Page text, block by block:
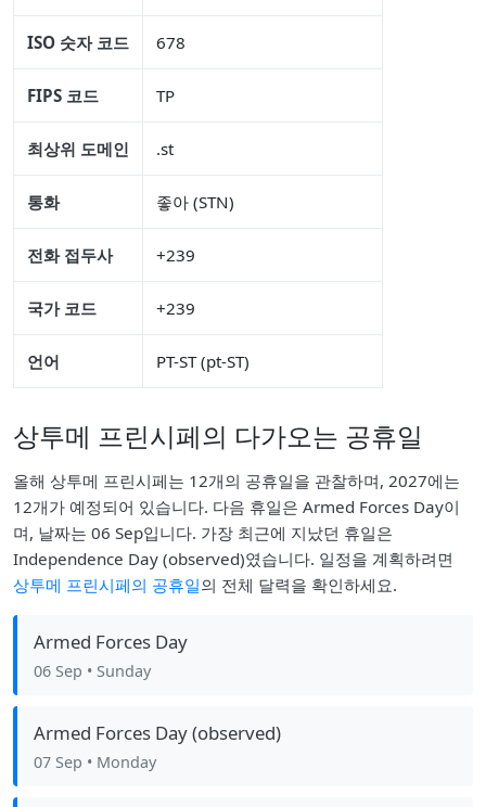
ISO 숫자 코드 678
FIPS 코드 TP
최상위 도메인 .st
통화 좋아 (STN)
전화 접두사 +239
국가 코드 +239
언어 PT-ST (pt-ST)
상투메 프린시페의 다가오는 공휴일
올해 상투메 프린시페는 12개의 공휴일을 관찰하며, 2027에는
12개가 예정되어 있습니다. 다음 휴일은 Armed Forces Day이
며, 날짜는 06 Sep입니다. 가장 최근에 지났던 휴일은
Independence Day (observed)였습니다. 일정을 계획하려면
상투메 프린시페의 공휴일의 전체 달력을 확인하세요.
Armed Forces Day
06 Sep • Sunday
Armed Forces Day (observed)
07 Sep • Monday